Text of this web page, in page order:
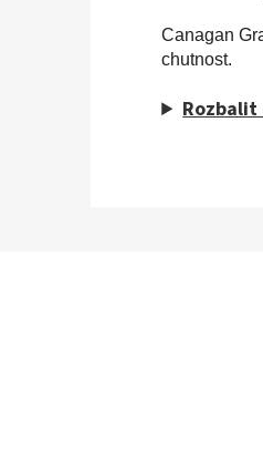
Canagan
chutnost.